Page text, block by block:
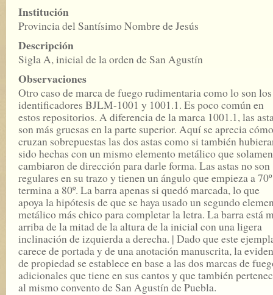
Institución
Provincia del Santísimo Nombre de Jesús
Descripción
Sigla A, inicial de la orden de San Agustín
Observaciones
Otro caso de marca de fuego rudimentaria como lo son los
identificadores BJLM-1001 y 1001.1. Es poco común en
estos repositorios. A diferencia de la marca 1001.1, las
son más gruesas en la parte superior. Aquí se aprecia
cruzan sobrepuestas las dos astas como si también
sido hechas con un mismo elemento metálico que
cambiaron de dirección para darle forma. Las astas no son
regulares en su trazo y tienen un ángulo que empieza a
termina a 80º. La barra apenas si quedó marcada, lo que
apoya la hipótesis de que se haya usado un segundo
metálico más chico para completar la letra. La barra está
arriba de la mitad de la altura de la inicial con una ligera
inclinación de izquierda a derecha. | Dado que este
carece de portada y de una anotación manuscrita, la
de propiedad se establece en base a las dos marcas de
adicionales que tiene en sus cantos y que también
al mismo convento de San Agustín de Puebla.